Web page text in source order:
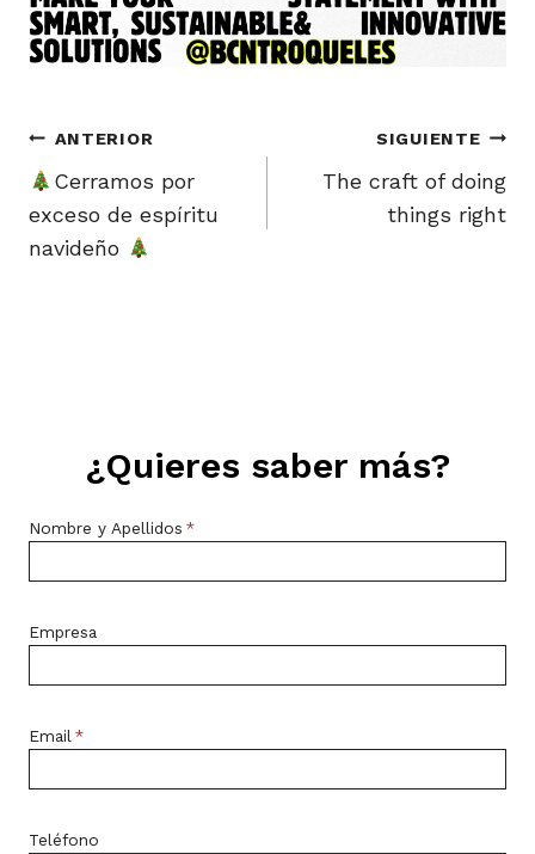
Navegación
de
entradas
ANTERIOR
Cerramos por
exceso de espíritu
navideño
SIGUIENTE
The craft of doing
things right
¿Quieres saber más?
Nombre y Apellidos *
Empresa
Email *
Teléfono